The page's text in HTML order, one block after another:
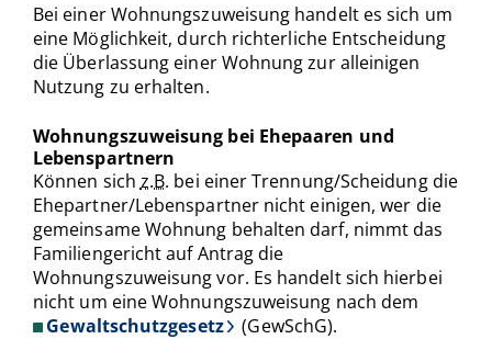
Bei einer Wohnungszuweisung handelt es sich um
eine Möglichkeit, durch richterliche Entscheidung
die Überlassung einer Wohnung zur alleinigen
Nutzung zu erhalten.
Wohnungszuweisung bei Ehepaaren und
Lebenspartnern
Können sich z.B. bei einer Trennung/Scheidung die
Ehepartner/Lebenspartner nicht einigen, wer die
gemeinsame Wohnung behalten darf, nimmt das
Familiengericht auf Antrag die
Wohnungszuweisung vor. Es handelt sich hierbei
nicht um eine Wohnungszuweisung nach dem
Gewaltschutzgesetz
(GewSchG).